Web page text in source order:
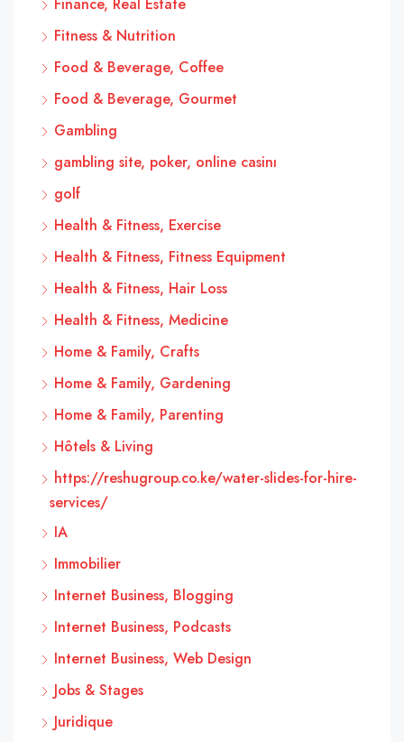
Finance, Real Estate
Fitness & Nutrition
Food & Beverage, Coffee
Food & Beverage, Gourmet
Gambling
gambling site, poker, online casinı
golf
Health & Fitness, Exercise
Health & Fitness, Fitness Equipment
Health & Fitness, Hair Loss
Health & Fitness, Medicine
Home & Family, Crafts
Home & Family, Gardening
Home & Family, Parenting
Hôtels & Living
https://reshugroup.co.ke/water-slides-for-hire-
services/
IA
Immobilier
Internet Business, Blogging
Internet Business, Podcasts
Internet Business, Web Design
Jobs & Stages
Juridique